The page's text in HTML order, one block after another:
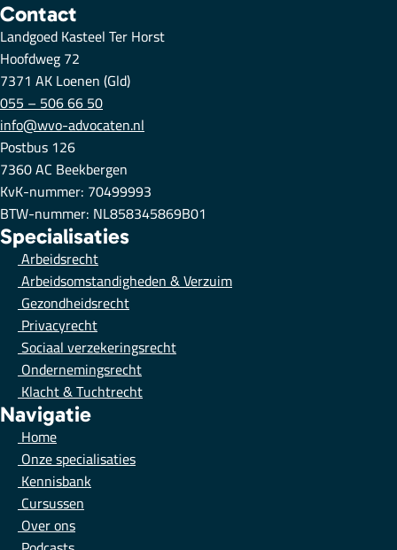
Contact
Landgoed Kasteel Ter Horst
Hoofdweg 72
7371 AK Loenen (Gld)
055 – 506 66 50
info@wvo-advocaten.nl
Postbus 126
7360 AC Beekbergen
KvK-nummer: 70499993
BTW-nummer: NL858345869B01
Specialisaties
Arbeidsrecht
Arbeidsomstandigheden & Verzuim
Gezondheidsrecht
Privacyrecht
Sociaal verzekeringsrecht
Ondernemingsrecht
Klacht & Tuchtrecht
Navigatie
Home
Onze specialisaties
Kennisbank
Cursussen
Over ons